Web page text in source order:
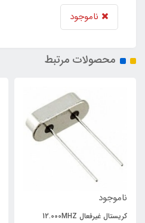
ناموجود
محصولات مرتبط
ناموجود
کریستال غیرفعال 12.000MHZ